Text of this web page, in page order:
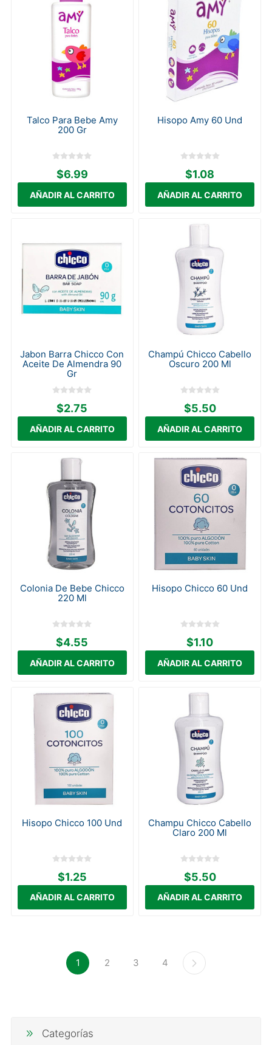
Talco Para Bebe Amy
200 Gr
$6.99
Hisopo Amy 60 Und
$1.08
Jabon Barra Chicco Con
Aceite De Almendra 90
Gr
$2.75
Champú Chicco Cabello
Oscuro 200 Ml
$5.50
Colonia De Bebe Chicco
220 Ml
$4.55
Hisopo Chicco 60 Und
$1.10
Hisopo Chicco 100 Und
$1.25
Champu Chicco Cabello
Claro 200 Ml
$5.50
1 2 3 4
Categorías